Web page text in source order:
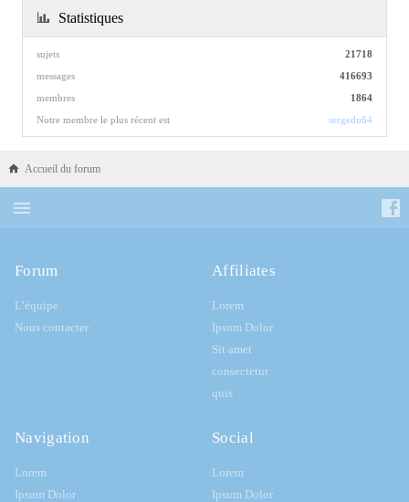
Statistiques
21718
sujets
416693
messages
1864
membres
Notre membre le plus récent est
sergedu64
Accueil du forum
Forum
L’équipe
Nous contacter
Affiliates
Lorem
Ipsum Dolor
Sit amet
consectetur
quis
Navigation
Lorem
Ipsum Dolor
Social
Lorem
Ipsum Dolor